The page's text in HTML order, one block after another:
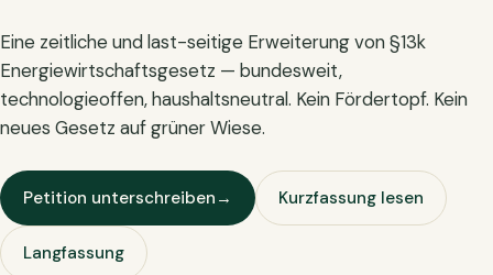
Eine zeitliche und last-seitige Erweiterung von §13k
Energiewirtschaftsgesetz — bundesweit,
technologieoffen, haushaltsneutral. Kein Fördertopf. Kein
neues Gesetz auf grüner Wiese.
Petition unterschreiben → Kurzfassung lesen
Langfassung